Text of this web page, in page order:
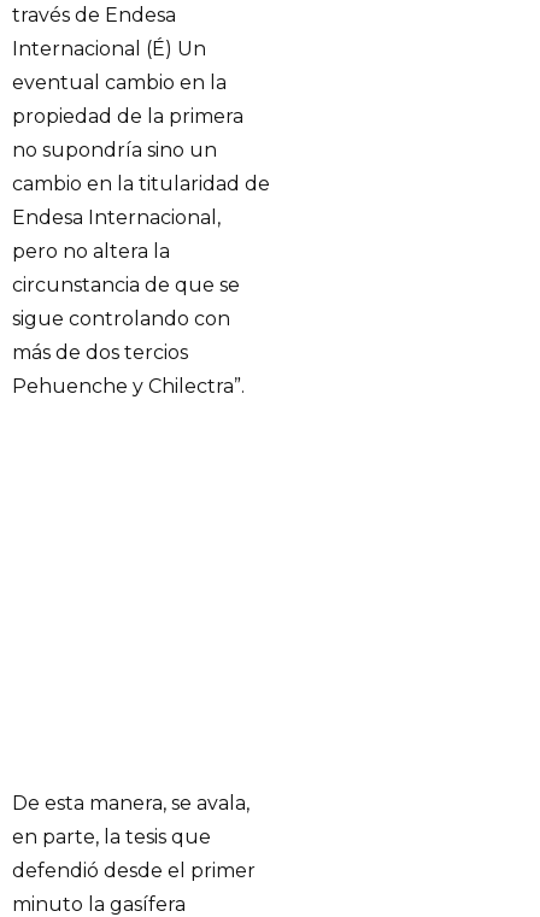
través de Endesa
Internacional (É) Un
eventual cambio en la
propiedad de la primera
no supondría sino un
cambio en la titularidad de
Endesa Internacional,
pero no altera la
circunstancia de que se
sigue controlando con
más de dos tercios
Pehuenche y Chilectra”.
De esta manera, se avala,
en parte, la tesis que
defendió desde el primer
minuto la gasífera